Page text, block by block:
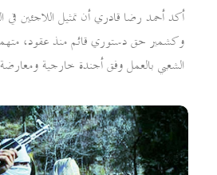
أكد أحمد رضا قادري أن تمثيل اللاجئين في
وكشمير حق دستوري قائم منذ عقود، متهماً
الشعبي بالعمل وفق أجندة خارجية